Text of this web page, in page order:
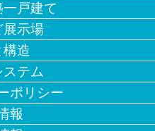
戸建て
展示場
構造
テム
ポリシー
報